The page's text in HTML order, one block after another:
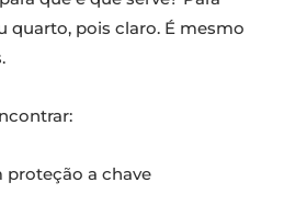
quarto, pois claro. É mesmo
proteção a chave